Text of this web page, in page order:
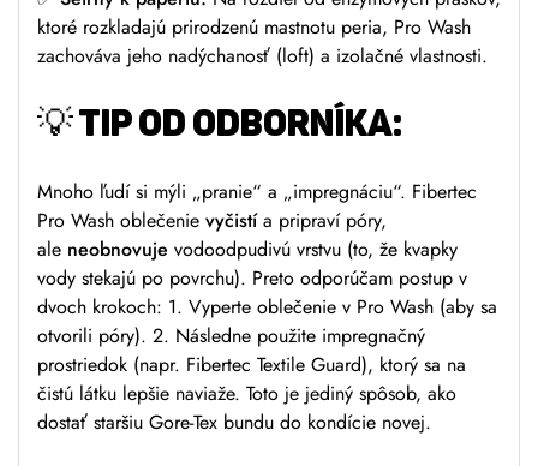
ktoré rozkladajú prirodzenú mastnotu peria, Pro Wash
zachováva jeho nadýchanosť (loft) a izolačné vlastnosti.
💡TIP OD ODBORNÍKA:
Mnoho ľudí si mýli „pranie“ a „impregnáciu“. Fibertec
Pro Wash oblečenie vyčistía pripraví póry,
ale neobnovuje vodoodpudivú vrstvu (to, že kvapky
vody stekajú po povrchu). Preto odporúčam postup v
dvoch krokoch: 1. Vyperte oblečenie v Pro Wash (aby sa
otvorili póry). 2. Následne použite impregnačný
prostriedok (napr. Fibertec Textile Guard), ktorý sa na
čistú látku lepšie naviaže. Toto je jediný spôsob, ako
dostať staršiu Gore-Tex bundu do kondície novej.